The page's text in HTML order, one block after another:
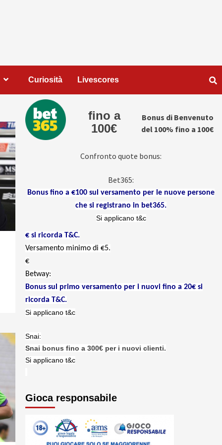
Curiosità Livescores
fino a
100€
Bonus di Benvenuto
del 100% fino a 100€
Confronto quote bonus:
Bet365:
Bonus fino a €100 sul versamento per le nuove persone
che si registrano in bet365.
Si applicano t&c
€ si ricorda T&C.
Versamento minimo di €5.
€
Betway:
Bonus sul primo versamento per i nuovi fino a 20€ si
ricorda T&C.
Si applicano t&c
Snai:
Snai bonus fino a 300€ per i nuovi clienti.
Si applicano t&c
Gioca responsabile